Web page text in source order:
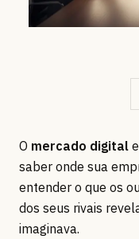
O mercado digital
saber onde sua
entender o que os
dos seus rivais
imaginava.